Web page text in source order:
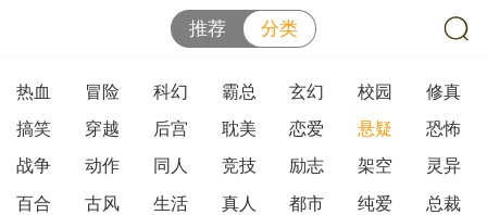
推荐 分类
热血 冒险 科幻 霸总 玄幻 校园
修真
搞笑
穿越 后宫 耽美 恋爱 悬疑
恐怖
战争
动作 同人 竞技 励志 架空
灵异
百合
古风 生活 真人 都市 纯爱
总裁